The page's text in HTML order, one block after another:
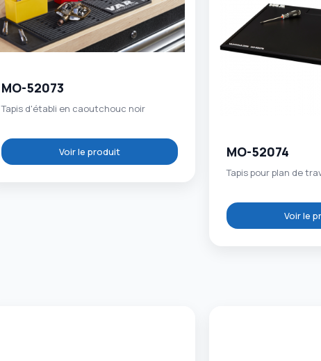
MO-52073
Tapis d'établi en caoutchouc noir
Voir le produit MO-52074
Tapis pour plan de
Voir le